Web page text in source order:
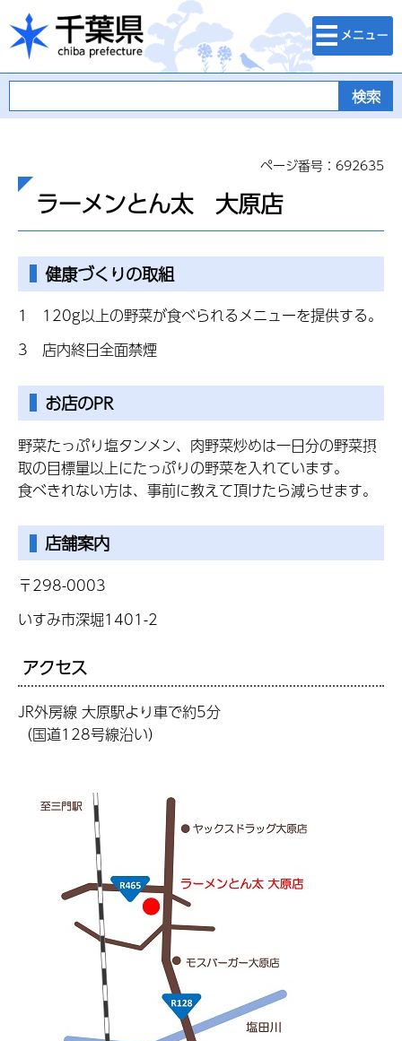
千葉県
検索・メニュ
ー
ページ番号：692635
ラーメンとん太 大原店
健康づくりの取組
1 120g以上の野菜が食べられるメニューを提供する。
3 店内終日全面禁煙
お店のPR
野菜たっぷり塩タンメン、肉野菜炒めは一日分の野菜摂
取の目標量以上にたっぷりの野菜を入れています。
食べきれない方は、事前に教えて頂けたら減らせます。
店舗案内
〒298-0003
いすみ市深堀1401-2
アクセス
JR外房線 大原駅より車で約5分
（国道128号線沿い）